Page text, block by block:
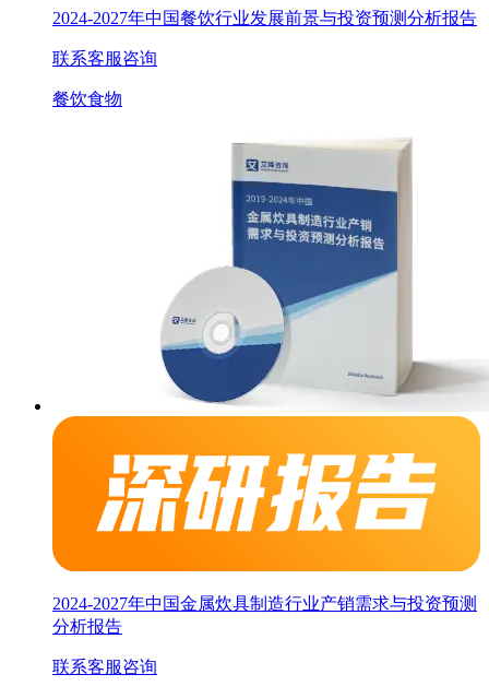
2024-2027年中国餐饮行业发展前景与投资预测分析报告
联系客服咨询
餐饮食物
2024-2027年中国金属炊具制造行业产销需求与投资预测
分析报告
联系客服咨询